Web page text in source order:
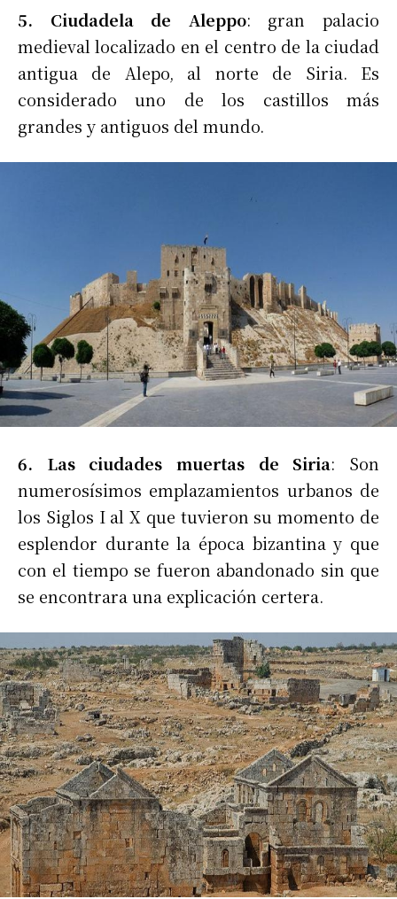
5. Ciudadela de Aleppo: gran palacio
medieval localizado en el centro de la ciudad
antigua de Alepo, al norte de Siria. Es
considerado uno de los castillos más
grandes y antiguos del mundo.
6. Las ciudades muertas de Siria: Son
numerosísimos emplazamientos urbanos de
los Siglos I al X que tuvieron su momento de
esplendor durante la época bizantina y que
con el tiempo se fueron abandonado sin que
se encontrara una explicación certera.